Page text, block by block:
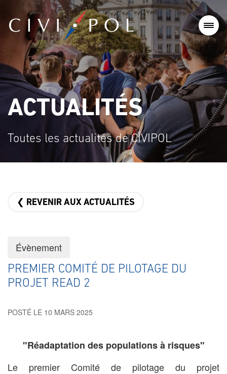
ACTUALITÉS
Toutes les actualités de CIVIPOL
❮ REVENIR AUX ACTUALITÉS
Évènement
PREMIER COMITÉ DE PILOTAGE DU
PROJET READ 2
POSTÉ LE 10 MARS 2025
"Réadaptation des populations à risques"
Le premier Comité de pilotage du projet